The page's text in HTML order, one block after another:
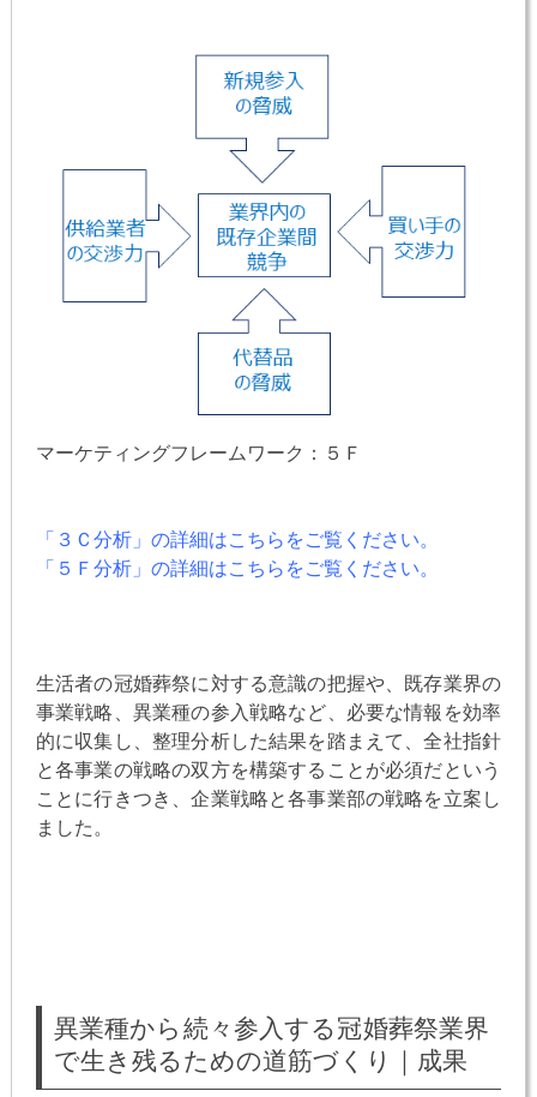
マーケティングフレームワーク：５Ｆ
「３Ｃ分析」の詳細はこちらをご覧ください。
「５Ｆ分析」の詳細はこちらをご覧ください。
生活者の冠婚葬祭に対する意識の把握や、既存業界の
事業戦略、異業種の参入戦略など、必要な情報を効率
的に収集し、整理分析した結果を踏まえて、全社指針
と各事業の戦略の双方を構築することが必須だという
ことに行きつき、企業戦略と各事業部の戦略を立案し
ました。
異業種から続々参入する冠婚葬祭業界
で生き残るための道筋づくり｜成果